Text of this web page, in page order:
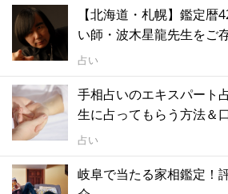
【北海道・札幌】鑑定暦
い師・波木星龍先生をご
占い
手相占いのエキスパート
生に占ってもらう方法＆
占い
岐阜で当たる家相鑑定！